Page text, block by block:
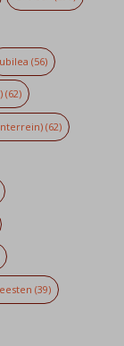
(56)
(62)
(62)
(39)